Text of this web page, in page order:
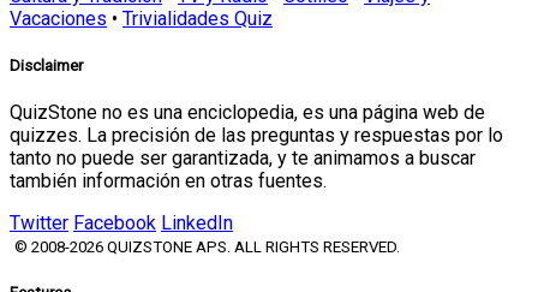
Vacaciones • Trivialidades Quiz
Disclaimer
QuizStone no es una enciclopedia, es una página web de
quizzes. La precisión de las preguntas y respuestas por lo
tanto no puede ser garantizada, y te animamos a buscar
también información en otras fuentes.
Twitter Facebook LinkedIn
© 2008-2026 QUIZSTONE APS. ALL RIGHTS RESERVED.